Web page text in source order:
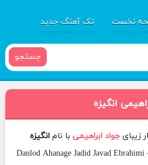
نخست تک آهنگ جدید
جستجو
انگیزه
زیبایجواد ابراهیمی با نامانگیزه
Danlod Ahanage Jadid Javad